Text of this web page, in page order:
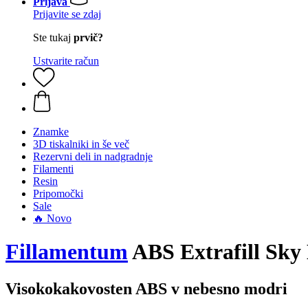
Prijavite se zdaj
Ste tukaj prvič?
Ustvarite račun
Znamke
3D tiskalniki in še več
Rezervni deli in nadgradnje
Filamenti
Resin
Pripomočki
Sale
🔥 Novo
FillamentumABS Extrafill Sky
Visokokakovosten ABS v nebesno modri